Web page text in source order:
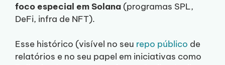
foco especial em Solana (programas SPL,
DeFi, infra de NFT).
Esse histórico (visível no seu repo público de
relatórios e no seu papel em iniciativas como